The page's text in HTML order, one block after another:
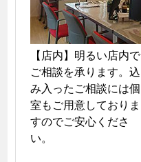
【店内】明るい店内で
ご相談を承ります。込
み入ったご相談には個
室もご用意しておりま
すのでご安心くださ
い。